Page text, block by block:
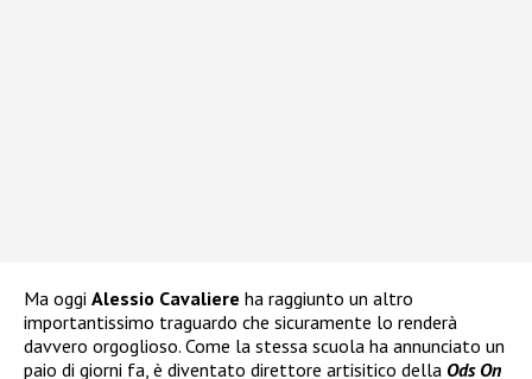
Ma oggi Alessio Cavaliere ha raggiunto un altro
importantissimo traguardo che sicuramente lo renderà
davvero orgoglioso. Come la stessa scuola ha annunciato un
paio di giorni fa, è diventato direttore artisitico della Ods On